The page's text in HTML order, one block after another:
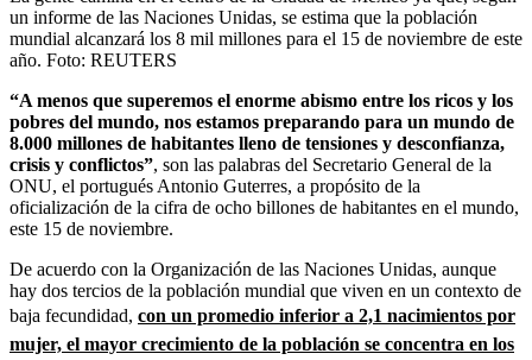
un informe de las Naciones Unidas, se estima que la población
mundial alcanzará los 8 mil millones para el 15 de noviembre de este
año. Foto: REUTERS
“A menos que superemos el enorme abismo entre los ricos y los
pobres del mundo, nos estamos preparando para un mundo de
8.000 millones de habitantes lleno de tensiones y desconfianza,
crisis y conflictos”, son las palabras del Secretario General de la
ONU, el portugués Antonio Guterres, a propósito de la
oficialización de la cifra de ocho billones de habitantes en el mundo,
este 15 de noviembre.
De acuerdo con la Organización de las Naciones Unidas, aunque
hay dos tercios de la población mundial que viven en un contexto de
baja fecundidad, con un promedio inferior a 2,1 nacimientos por
mujer, el mayor crecimiento de la población se concentra en los